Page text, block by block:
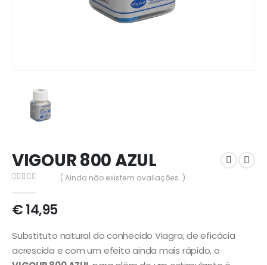
VIGOUR 800 AZUL
( Ainda não existem avaliações. )
€14,95
Substituto natural do conhecido Viagra, de eficácia
acrescida e com um efeito ainda mais rápido, o